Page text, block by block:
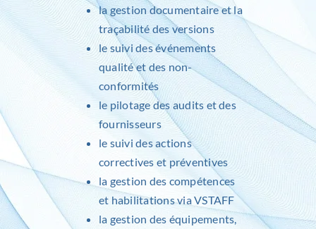
la gestion documentaire et la
traçabilité des versions
le suivi des événements
qualité et des non-
conformités
le pilotage des audits et des
fournisseurs
le suivi des actions
correctives et préventives
la gestion des compétences
et habilitations viaVSTAFF
la gestion des équipements,